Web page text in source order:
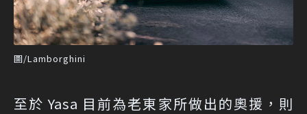
圖/Lamborghini
至於 Yasa 目前為老東家所做出的奧援，則